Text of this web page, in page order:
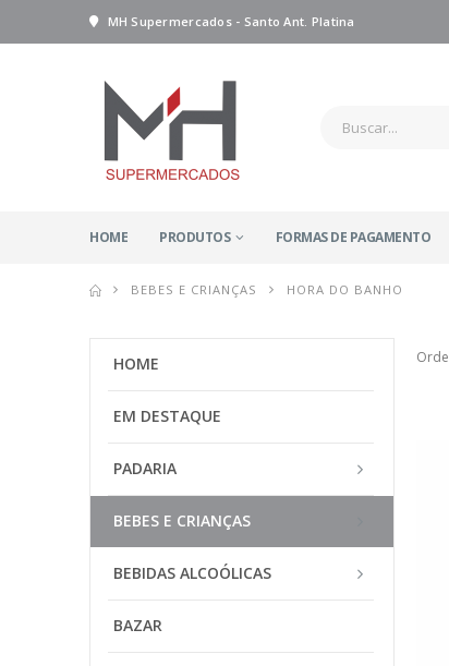
MH Supermercados - Santo Ant. Platina
HOME PRODUTOS FORMAS DE PAGAMENTO
BEBES E CRIANÇAS HORA DO BANHO
HOME
EM DESTAQUE
PADARIA
BEBES E CRIANÇAS
BEBIDAS ALCOÓLICAS
BAZAR